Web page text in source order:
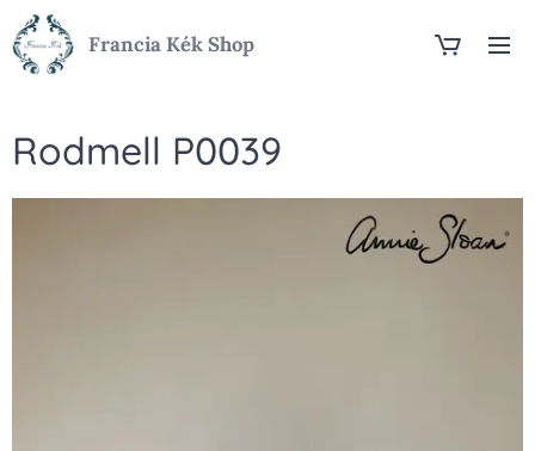
Francia Kék Shop
Rodmell P0039